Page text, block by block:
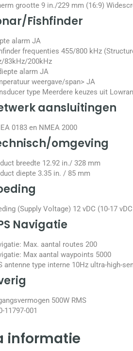
grootte 9 in./229 mm (16:9)
Fishfinder
alarm JA
frequenties 455/800 kHz
83kHz/200kHz
alarm JA
weergave/span> JA
type Meerdere keuzes uit
aansluitingen
0183 en NMEA 2000
omgeving
breedte 12.92 in./ 328 mm
diepte 3.35 in. / 85 mm
(Supply Voltage) 12 vDC (10-17
Navigatie
Max. aantal routes 200
Max aantal waypoints 5000
antenne type interne 10Hz ultra-high-
500W RMS
11797-001
informatie